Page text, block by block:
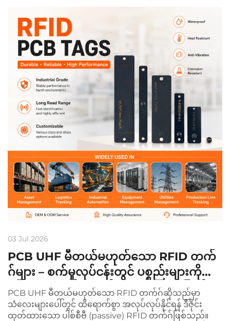
03 Jul 2026
PCB UHF မီတယ်မဟုတ်သော RFID တက်
ဂ်များ – စက်မှုလုပ်ငန်းတွင် ပစ္စည်းများကို
ခြေရာခံရာတွင် ယုံကုံစိတ်ချရသော ဖြေရှင်း
နည်း
PCB UHF မီတယ်မဟုတ်သော RFID တက်ဂ်ဆိုသည်မှာ
သံလေးများပေါ်တွင် ထိရောက်စွာ အလုပ်လုပ်နိုင်ရန် ဒီဇိုင်း
ထုတ်ထားသော ပါစ်စီဗီ (passive) RFID တက်ဂ်ဖြစ်သည်။